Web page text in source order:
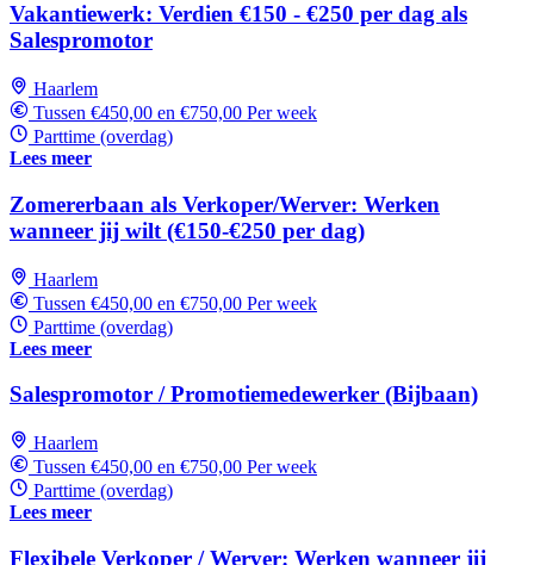
Vakantiewerk: Verdien €150 - €250 per dag als
Salespromotor
Haarlem
Tussen €450,00 en €750,00 Per week
Parttime (overdag)
Lees meer
Zomererbaan als Verkoper/Werver: Werken
wanneer jij wilt (€150-€250 per dag)
Haarlem
Tussen €450,00 en €750,00 Per week
Parttime (overdag)
Lees meer
Salespromotor / Promotiemedewerker (Bijbaan)
Haarlem
Tussen €450,00 en €750,00 Per week
Parttime (overdag)
Lees meer
Flexibele Verkoper / Werver: Werken wanneer jij